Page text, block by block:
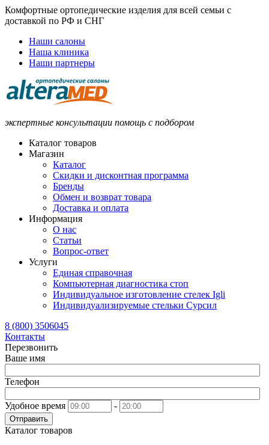
Комфортные ортопедические изделия для всей семьи с
доставкой по РФ и СНГ
Наши салоны
Наша клиника
Наши партнеры
экспертные консультации помощь с подбором
Каталог товаров
Магазин
Каталог
Скидки и дисконтная программа
Бренды
Обмен и возврат товара
Доставка и оплата
Информация
О нас
Статьи
Вопрос-ответ
Услуги
Единая справочная
Компьютерная диагностика стоп
Индивидуальное изготовление стелек Igli
Индивидуализируемые стельки Сурсил
8 (800) 3506045
Контакты
Перезвонить
Ваше имя
Телефон
Удобное время -
Отправить
Каталог товаров